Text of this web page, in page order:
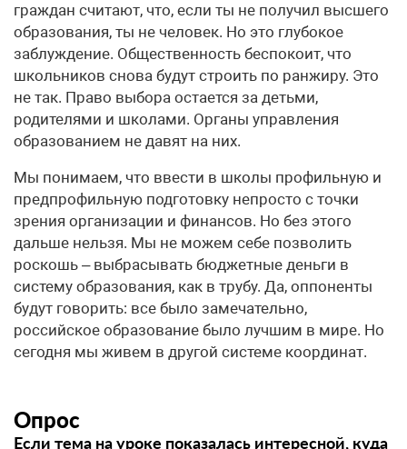
граждан считают, что, если ты не получил высшего
образования, ты не человек. Но это глубокое
заблуждение. Общественность беспокоит, что
школьников снова будут строить по ранжиру. Это
не так. Право выбора остается за детьми,
родителями и школами. Органы управления
образованием не давят на них.
Мы понимаем, что ввести в школы профильную и
предпрофильную подготовку непросто с точки
зрения организации и финансов. Но без этого
дальше нельзя. Мы не можем себе позволить
роскошь – выбрасывать бюджетные деньги в
систему образования, как в трубу. Да, оппоненты
будут говорить: все было замечательно,
российское образование было лучшим в мире. Но
сегодня мы живем в другой системе координат.
Опрос
Если тема на уроке показалась интересной, куда